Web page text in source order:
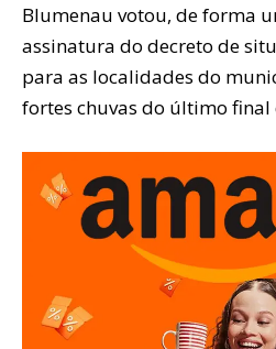
Blumenau votou, de forma
assinatura do decreto de
para as localidades do
fortes chuvas do último final